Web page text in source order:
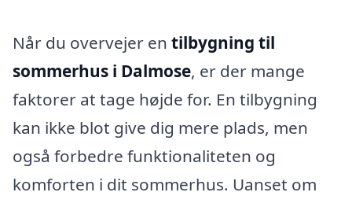
Når du overvejer en tilbygning til
sommerhus i Dalmose, er der mange
faktorer at tage højde for. En tilbygning
kan ikke blot give dig mere plads, men
også forbedre funktionaliteten og
komforten i dit sommerhus. Uanset om